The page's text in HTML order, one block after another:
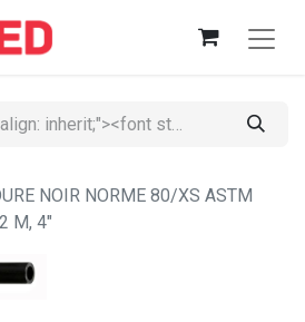
NOIR NORME 80/XS ASTM
M, 4"